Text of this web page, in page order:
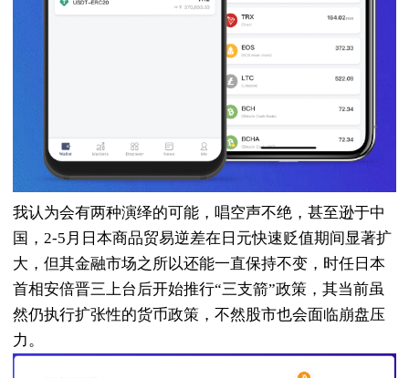
我认为会有两种演绎的可能，唱空声不绝，甚至逊于中
国，2-5月日本商品贸易逆差在日元快速贬值期间显著扩
大，但其金融市场之所以还能一直保持不变，时任日本
首相安倍晋三上台后开始推行“三支箭”政策，其当前虽
然仍执行扩张性的货币政策，不然股市也会面临崩盘压
力。